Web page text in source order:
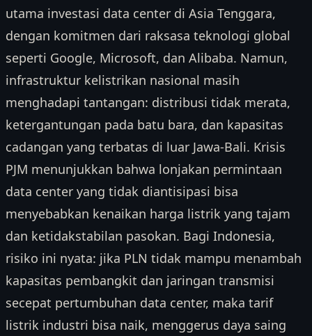
utama investasi data center di Asia Tenggara,
dengan komitmen dari raksasa teknologi global
seperti Google, Microsoft, dan Alibaba. Namun,
infrastruktur kelistrikan nasional masih
menghadapi tantangan: distribusi tidak merata,
ketergantungan pada batu bara, dan kapasitas
cadangan yang terbatas di luar Jawa-Bali. Krisis
PJM menunjukkan bahwa lonjakan permintaan
data center yang tidak diantisipasi bisa
menyebabkan kenaikan harga listrik yang tajam
dan ketidakstabilan pasokan. Bagi Indonesia,
risiko ini nyata: jika PLN tidak mampu menambah
kapasitas pembangkit dan jaringan transmisi
secepat pertumbuhan data center, maka tarif
listrik industri bisa naik, menggerus daya saing